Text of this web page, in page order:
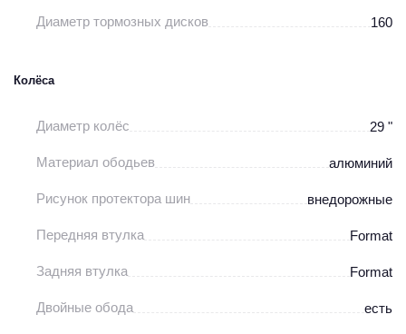
Диаметр тормозных дисков 160
Колёса
Диаметр колёс 29 "
Материал ободьев алюминий
Рисунок протектора шин внедорожные
Передняя втулка Format
Задняя втулка Format
Двойные обода есть